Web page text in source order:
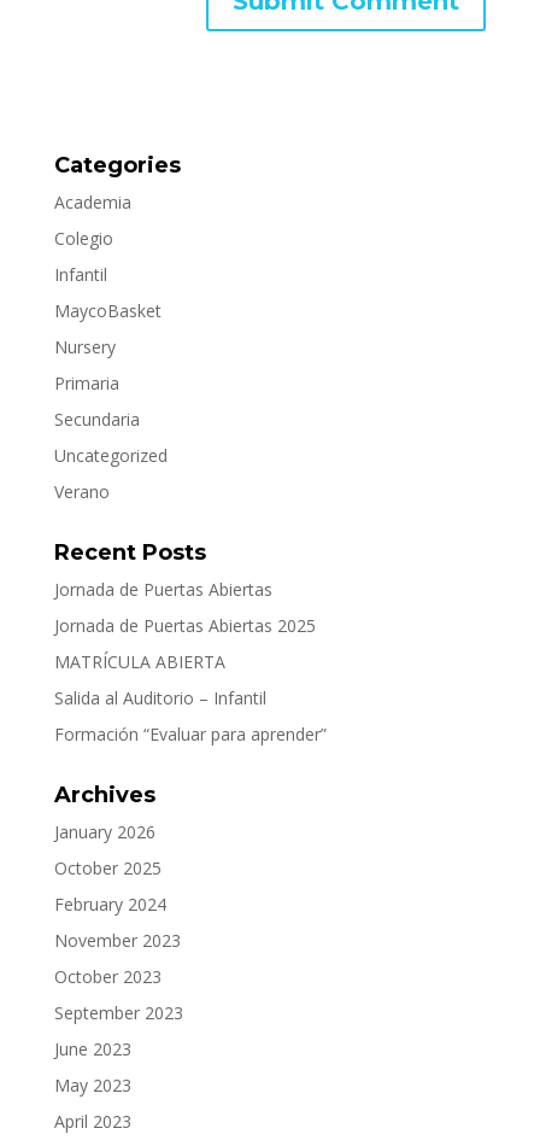
Categories
Academia
Colegio
Infantil
MaycoBasket
Nursery
Primaria
Secundaria
Uncategorized
Verano
Recent Posts
Jornada de Puertas Abiertas
Jornada de Puertas Abiertas 2025
MATRÍCULA ABIERTA
Salida al Auditorio – Infantil
Formación “Evaluar para aprender”
Archives
January 2026
October 2025
February 2024
November 2023
October 2023
September 2023
June 2023
May 2023
April 2023